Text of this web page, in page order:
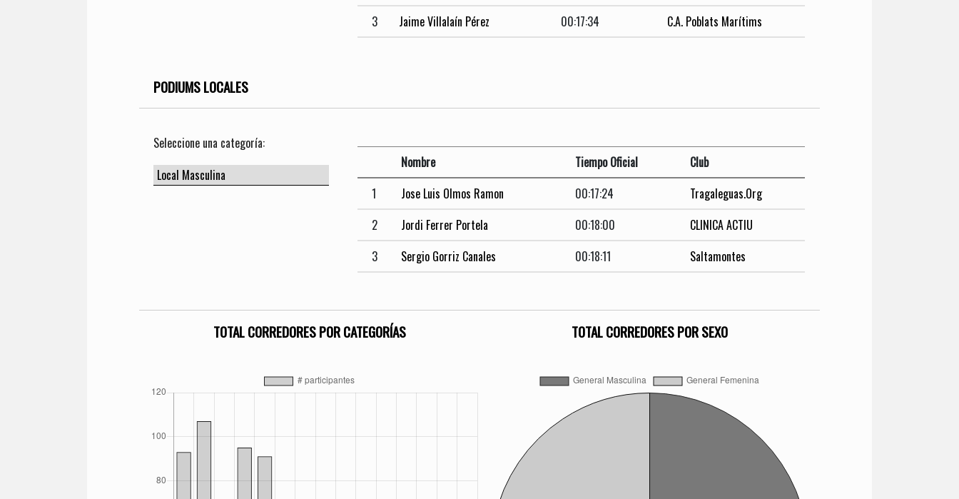
3
Jaime Villalaín Pérez 00:17:34 C.A. Poblats Marítims
PODIUMS LOCALES
Seleccione una categoría:
Nombre
Tiempo Oficial
Club
1
Jose Luis Olmos Ramon 00:17:24
Tragaleguas.Org
2
Jordi Ferrer Portela 00:18:00
CLINICA ACTIU
3
Sergio Gorriz Canales 00:18:11 Saltamontes
TOTAL CORREDORES POR CATEGORÍAS TOTAL CORREDORES POR SEXO